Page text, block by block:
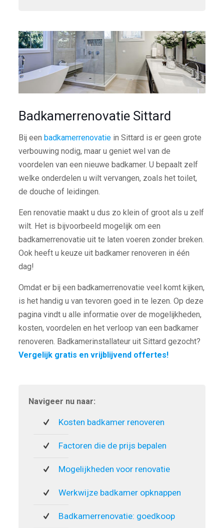
Badkamerrenovatie Sittard
Bij een badkamerrenovatiein Sittard is er geen grote
verbouwing nodig, maar u geniet wel van de
voordelen van een nieuwe badkamer. U bepaalt zelf
welke onderdelen u wilt vervangen, zoals het toilet,
de douche of leidingen.
Een renovatie maakt u dus zo klein of groot als u zelf
wilt. Het is bijvoorbeeld mogelijk om een
badkamerrenovatie uit te laten voeren zonder breken.
Ook heeft u keuze uit badkamer renoveren in één
dag!
Omdat er bij een badkamerrenovatie veel komt kijken,
is het handig u van tevoren goed in te lezen. Op deze
pagina vindt u alle informatie over de mogelijkheden,
kosten, voordelen en het verloop van een badkamer
renoveren. Badkamerinstallateur uit Sittard gezocht?
Vergelijk gratis en vrijblijvend offertes!
Navigeer nu naar:
Kosten badkamer renoveren
Factoren die de prijs bepalen
Mogelijkheden voor renovatie
Werkwijze badkamer opknappen
Badkamerrenovatie: goedkoop